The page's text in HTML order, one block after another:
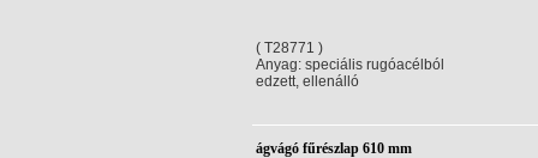
( T28771 )
Anyag: speciális rugóacélból
edzett, ellenálló
ágvágó fűrészlap 610 mm